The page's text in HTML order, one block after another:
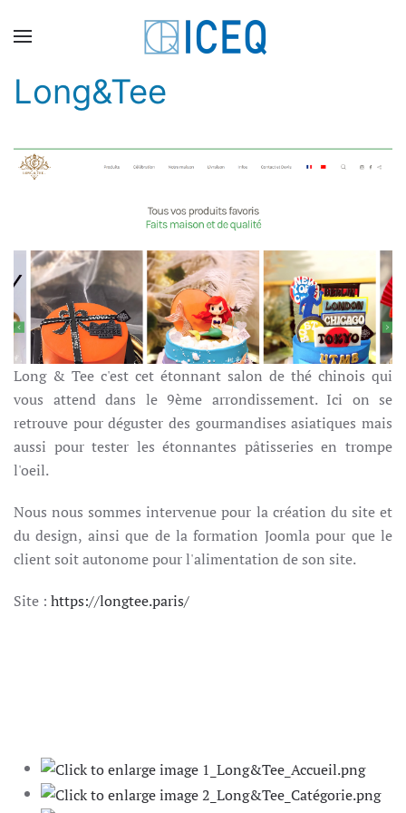
Skip to main content
Long&Tee
Long & Tee c'est cet étonnant salon de thé chinois qui
vous attend dans le 9ème arrondissement. Ici on se
retrouve pour déguster des gourmandises asiatiques mais
aussi pour tester les étonnantes pâtisseries en trompe
l'oeil.
Nous nous sommes intervenue pour la création du site et
du design, ainsi que de la formation Joomla pour que le
client soit autonome pour l'alimentation de son site.
Site : https://longtee.paris/